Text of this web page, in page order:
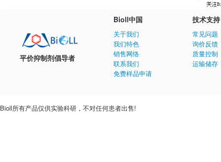
平价抑制剂倡导者
Bioll中国
关于我们
我们特色
销售网络
联系我们
免费样品申请
技术支持
常见问题
询价反馈
质量控制
运输储存
Bioll所有产品仅供实验科研，不对任何患者出售!